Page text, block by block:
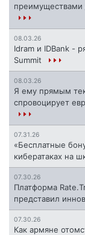
преимуществами
08.03.26
Idram и IDBank -
Summit
08.03.26
Я ему прямым
спровоцирует
07.31.26
«Бесплатные
кибератаках на
07.30.26
Платформа
представил
07.30.26
Как армяне